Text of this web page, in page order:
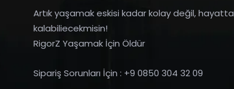
Artık yaşamak eskisi kadar kolay değil, hayatta
kalabiliecekmisin!
RigorZ Yaşamak İçin Öldür
Sipariş Sorunları İçin : +9 0850 304 32 09